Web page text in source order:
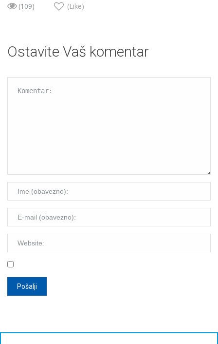
(109) (Like)
Ostavite Vaš komentar